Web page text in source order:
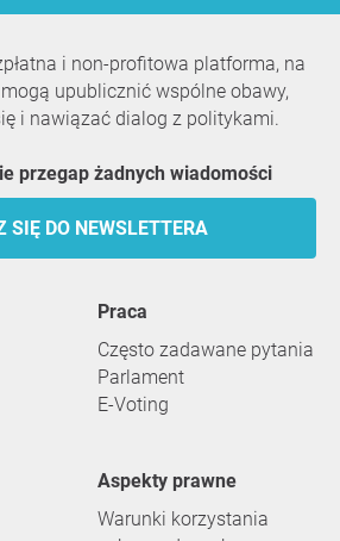
i non-profitowa platforma, na
upublicznić wspólne obawy,
i nawiązać dialog z politykami.
przegap żadnych wiadomości
SIĘ DO NEWSLETTERA
praca
Często zadawane pytania
Parlament
E-Voting
Aspekty prawne
Warunki korzystania